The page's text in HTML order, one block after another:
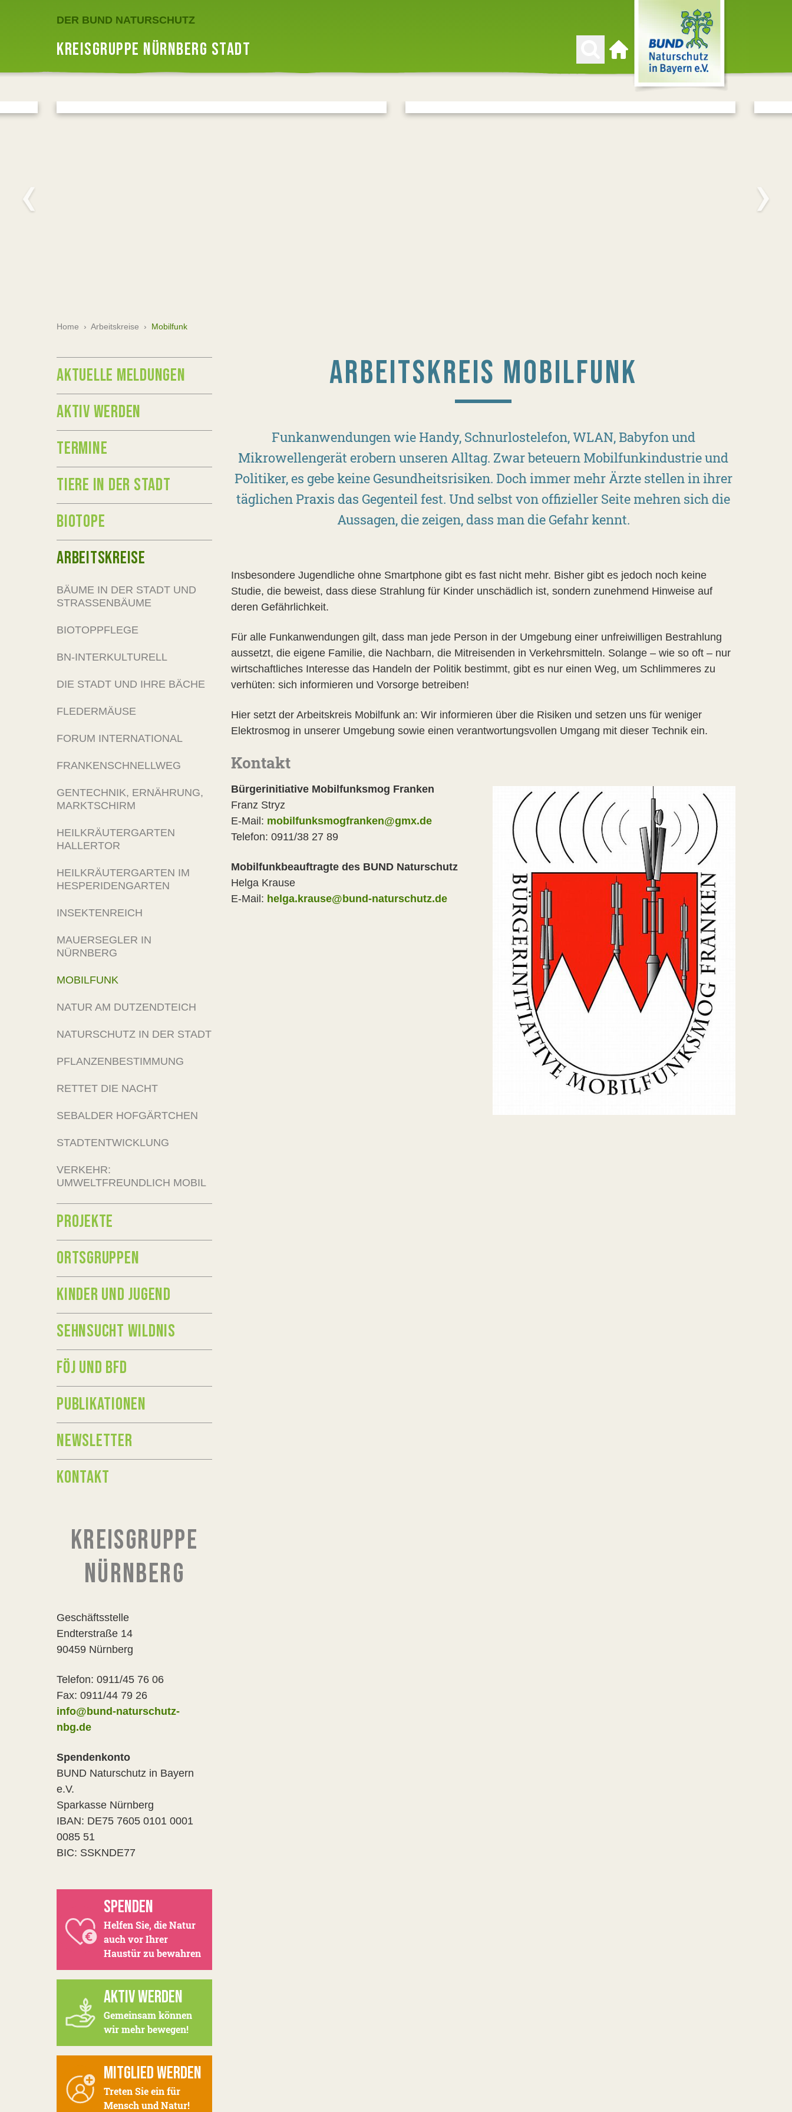
DER BUND NATURSCHUTZ
KREISGRUPPE NÜRNBERG STADT
Zur Startseite
Home › Arbeitskreise › Mobilfunk
ARBEITSKREIS MOBILFUNK
Funkanwendungen wie Handy, Schnurlostelefon, WLAN, Babyfon und
Mikrowellengerät erobern unseren Alltag. Zwar beteuern Mobilfunkindustrie und
Politiker, es gebe keine Gesundheitsrisiken. Doch immer mehr Ärzte stellen in ihrer
täglichen Praxis das Gegenteil fest. Und selbst von offizieller Seite mehren sich die
Aussagen, die zeigen, dass man die Gefahr kennt.
Insbesondere Jugendliche ohne Smartphone gibt es fast nicht mehr. Bisher gibt es jedoch noch keine
Studie, die beweist, dass diese Strahlung für Kinder unschädlich ist, sondern zunehmend Hinweise auf
deren Gefährlichkeit.
Für alle Funkanwendungen gilt, dass man jede Person in der Umgebung einer unfreiwilligen Bestrahlung
aussetzt, die eigene Familie, die Nachbarn, die Mitreisenden in Verkehrsmitteln. Solange – wie so oft – nur
wirtschaftliches Interesse das Handeln der Politik bestimmt, gibt es nur einen Weg, um Schlimmeres zu
verhüten: sich informieren und Vorsorge betreiben!
Hier setzt der Arbeitskreis Mobilfunk an: Wir informieren über die Risiken und setzen uns für weniger
Elektrosmog in unserer Umgebung sowie einen verantwortungsvollen Umgang mit dieser Technik ein.
Kontakt
Bürgerinitiative Mobilfunksmog Franken
Franz Stryz
E-Mail: mobilfunksmogfranken@gmx.de
Telefon: 0911/38 27 89
Mobilfunkbeauftragte des BUND Naturschutz
Helga Krause
E-Mail: helga.krause@bund-naturschutz.de
AKTUELLE MELDUNGEN
AKTIV WERDEN
TERMINE
TIERE IN DER STADT
BIOTOPE
ARBEITSKREISE
BÄUME IN DER STADT UND
STRASSENBÄUME
BIOTOPPFLEGE
BN-INTERKULTURELL
DIE STADT UND IHRE BÄCHE
FLEDERMÄUSE
FORUM INTERNATIONAL
FRANKENSCHNELLWEG
GENTECHNIK, ERNÄHRUNG,
MARKTSCHIRM
HEILKRÄUTERGARTEN
HALLERTOR
HEILKRÄUTERGARTEN IM
HESPERIDENGARTEN
INSEKTENREICH
MAUERSEGLER IN
NÜRNBERG
MOBILFUNK
NATUR AM DUTZENDTEICH
NATURSCHUTZ IN DER STADT
PFLANZENBESTIMMUNG
RETTET DIE NACHT
SEBALDER HOFGÄRTCHEN
STADTENTWICKLUNG
VERKEHR:
UMWELTFREUNDLICH MOBIL
PROJEKTE
ORTSGRUPPEN
KINDER UND JUGEND
SEHNSUCHT WILDNIS
FÖJ UND BFD
PUBLIKATIONEN
NEWSLETTER
KONTAKT
KREISGRUPPE
NÜRNBERG
Geschäftsstelle
Endterstraße 14
90459 Nürnberg
Telefon: 0911/45 76 06
Fax: 0911/44 79 26
info@bund-naturschutz-
nbg.de
Spendenkonto
BUND Naturschutz in Bayern
e.V.
Sparkasse Nürnberg
IBAN: DE75 7605 0101 0001
0085 51
BIC: SSKNDE77
SPENDEN
Helfen Sie, die Natur
auch vor Ihrer
Haustür zu bewahren
AKTIV WERDEN
Gemeinsam können
wir mehr bewegen!
MITGLIED WERDEN
Treten Sie ein für
Mensch und Natur!